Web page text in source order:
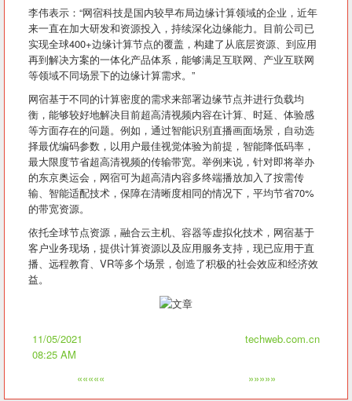
李伟表示：“网宿科技是国内较早布局边缘计算领域的企业，近年
来一直在加大研发和资源投入，持续深化边缘能力。目前公司已
实现全球400+边缘计算节点的覆盖，构建了从底层资源、到应用
再到解决方案的一体化产品体系，能够满足互联网、产业互联网
等领域不同场景下的边缘计算需求。”
网宿基于不同的计算密度的需求来部署边缘节点并进行负载均
衡，能够较好地解决目前超高清视频内容在计算、时延、体验感
等方面存在的问题。例如，通过智能识别直播画面场景，自动选
择最优编码参数，以用户最佳视觉体验为前提，智能降低码率，
最大限度节省超高清视频的传输带宽。举例来说，针对即将举办
的东京奥运会，网宿可为超高清内容多终端播放加入了按需传
输、智能适配技术，保障在清晰度相同的情况下，平均节省70%
的带宽资源。
依托全球节点资源，融合云主机、容器等虚拟化技术，网宿基于
客户业务现场，提供计算资源以及应用服务支持，现已应用于直
播、远程教育、VR等多个场景，创造了积极的社会效应和经济效
益。
11/05/2021
08:25 AM
techweb.com.cn
««««« »»»»»